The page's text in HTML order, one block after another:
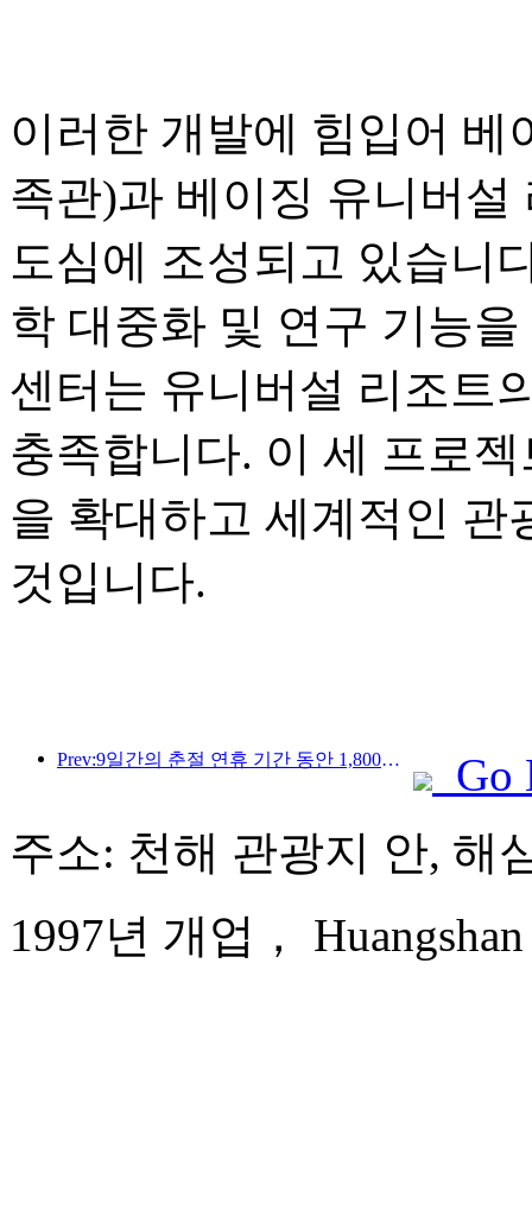
이러한 개발에 힘입어 베
족관)과 베이징 유니버
도심에 조성되고 있습니
학 대중화 및 연구 기능
센터는 유니버설 리조트
충족합니다. 이 세 프로
을 확대하고 세계적인 관
것입니다.
Prev:9일간의 춘절 연휴 기간 동안 1,800만 명 이상이 국내외를 왕래할 것으로 예상됩니다.
Go
주소: 천해 관광지 안, 해
1997년 개업，